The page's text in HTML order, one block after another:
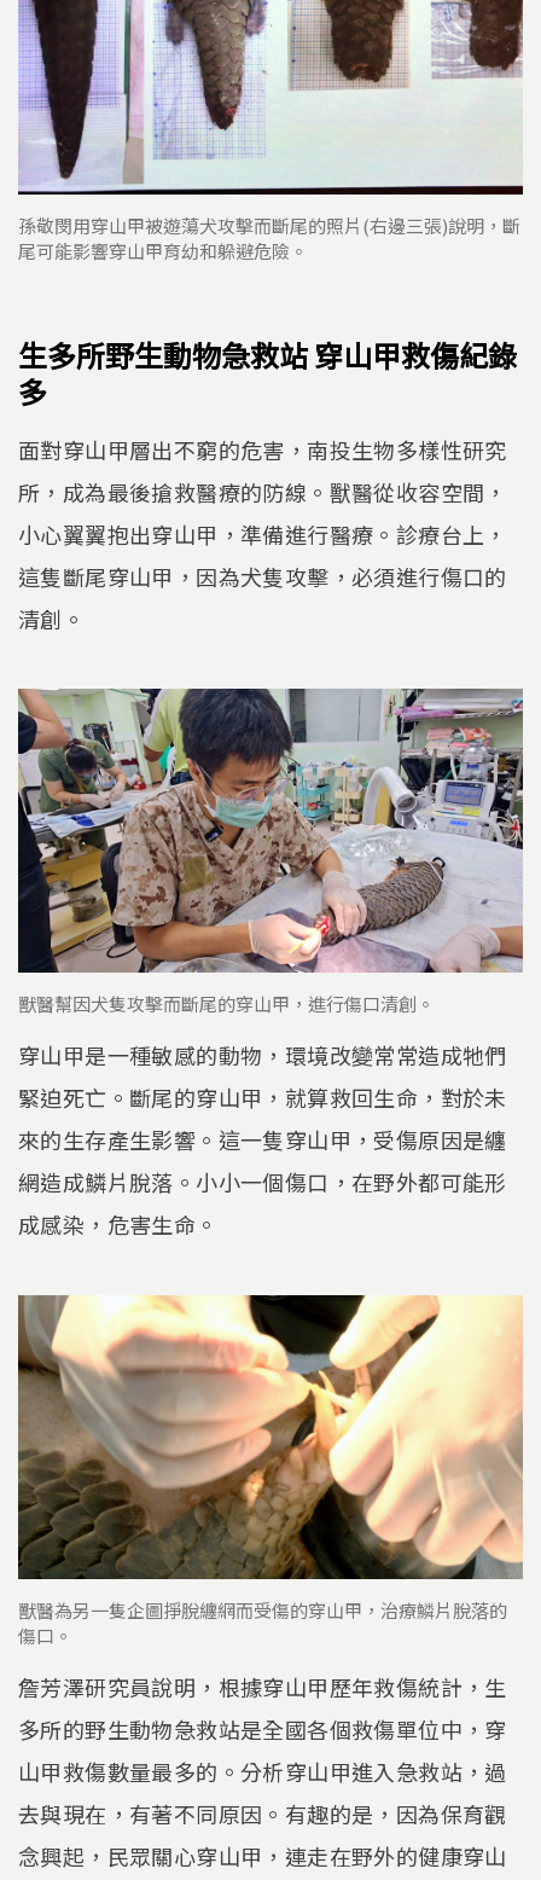
孫敬閔用穿山甲被遊蕩犬攻擊而斷尾的照片(右邊三張)說明，斷
尾可能影響穿山甲育幼和躲避危險。
生多所野生動物急救站 穿山甲救傷紀錄
多
面對穿山甲層出不窮的危害，南投生物多樣性研究
所，成為最後搶救醫療的防線。獸醫從收容空間，
小心翼翼抱出穿山甲，準備進行醫療。診療台上，
這隻斷尾穿山甲，因為犬隻攻擊，必須進行傷口的
清創。
獸醫幫因犬隻攻擊而斷尾的穿山甲，進行傷口清創。
穿山甲是一種敏感的動物，環境改變常常造成牠們
緊迫死亡。斷尾的穿山甲，就算救回生命，對於未
來的生存產生影響。這一隻穿山甲，受傷原因是纏
網造成鱗片脫落。小小一個傷口，在野外都可能形
成感染，危害生命。
獸醫為另一隻企圖掙脫纏網而受傷的穿山甲，治療鱗片脫落的
傷口。
詹芳澤研究員說明，根據穿山甲歷年救傷統計，生
多所的野生動物急救站是全國各個救傷單位中，穿
山甲救傷數量最多的。分析穿山甲進入急救站，過
去與現在，有著不同原因。有趣的是，因為保育觀
念興起，民眾關心穿山甲，連走在野外的健康穿山